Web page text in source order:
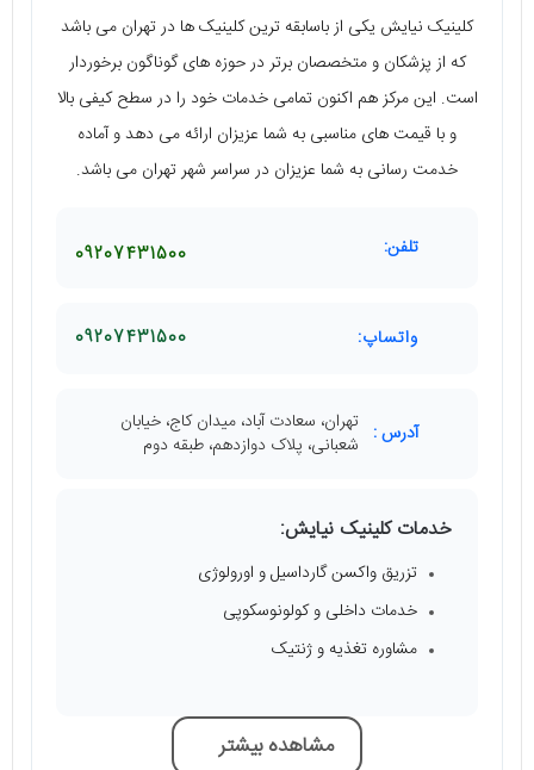
کلینیک نیایش یکی از باسابقه ‌ترین کلینیک ‌ها در تهران می ‌باشد
که از پزشکان و متخصصان برتر در حوزه ‌های گوناگون برخوردار
است. این مرکز هم اکنون تمامی خدمات خود را در سطح کیفی بالا
و با قیمت‌ های مناسبی به شما عزیزان ارائه می ‌دهد و آماده
خدمت رسانی به شما عزیزان در سراسر شهر تهران می‌ ‌باشد.
تلفن: 09207431500
واتساپ: 09207431500
آدرس : تهران، سعادت آباد، میدان کاج، خیابان
شعبانی، پلاک دوازدهم، طبقه دوم
خدمات کلینیک نیایش:
تزریق واکسن گارداسیل و اورولوژی
خدمات داخلی و کولونوسکوپی
مشاوره تغذیه و ژنتیک
مشاهده بیشتر